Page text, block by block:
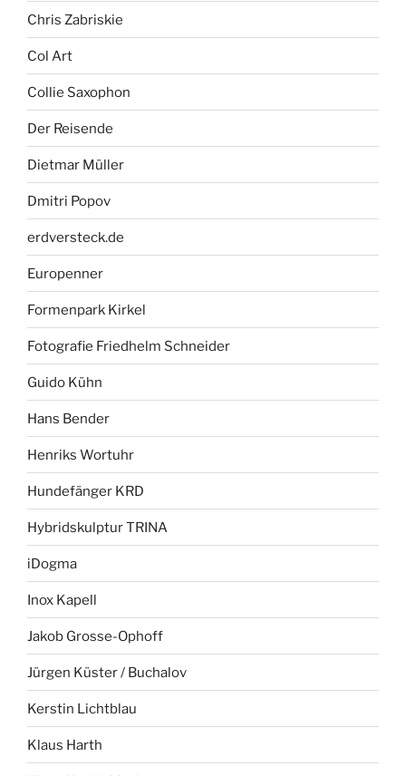
Chris Zabriskie
Col Art
Collie Saxophon
Der Reisende
Dietmar Müller
Dmitri Popov
erdversteck.de
Europenner
Formenpark Kirkel
Fotografie Friedhelm Schneider
Guido Kühn
Hans Bender
Henriks Wortuhr
Hundefänger KRD
Hybridskulptur TRINA
iDogma
Inox Kapell
Jakob Grosse-Ophoff
Jürgen Küster / Buchalov
Kerstin Lichtblau
Klaus Harth